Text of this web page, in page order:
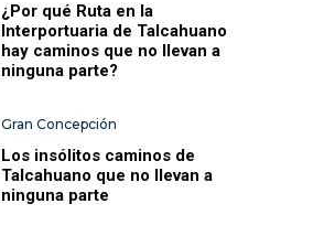
¿Por qué Ruta en la
Interportuaria de Talcahuano
hay caminos que no llevan a
ninguna parte?
Gran Concepción
Los insólitos caminos de
Talcahuano que no llevan a
ninguna parte